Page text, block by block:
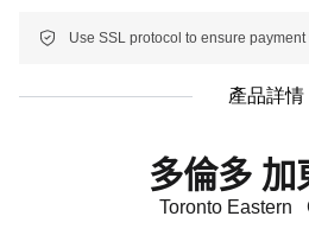
產品詳情
多倫多 加
Toronto Eastern